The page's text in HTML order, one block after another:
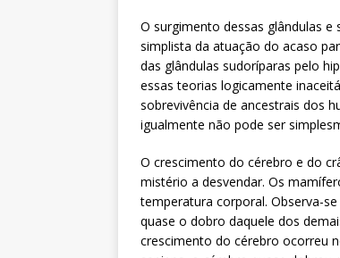
O surgimento dessas glândulas
simplista da atuação do acaso
das glândulas sudoríparas pelo
essas teorias logicamente
sobrevivência de ancestrais dos
igualmente não pode ser
O crescimento do cérebro e do
mistério a desvendar. Os
temperatura corporal. Observa-
quase o dobro daquele dos
crescimento do cérebro ocorreu